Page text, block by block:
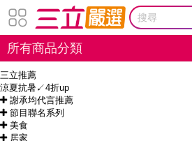
所有商品分類
三立推薦
涼夏抗暑↙4折up
謝承均代言推薦
節目聯名系列
美食
居家